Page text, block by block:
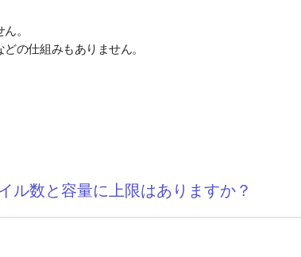
。
の仕組みもありません。
ル数と容量に上限はありますか？